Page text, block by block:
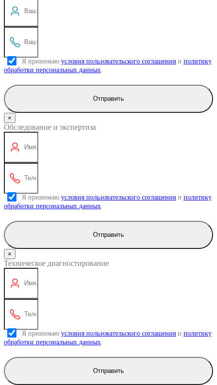
Я принимаю условия пользовательского соглашения и политику
обработки персональных данных
Отправить
×
Обследование и экспертиза
Я принимаю условия пользовательского соглашения и политику
обработки персональных данных
Отправить
×
Техническое диагностирование
Я принимаю условия пользовательского соглашения и политику
обработки персональных данных
Отправить